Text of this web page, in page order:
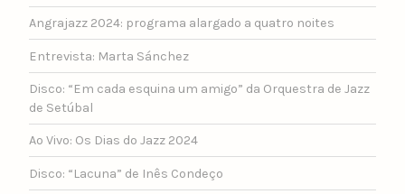
Angrajazz 2024: programa alargado a quatro noites
Entrevista: Marta Sánchez
Disco: “Em cada esquina um amigo” da Orquestra de Jazz
de Setúbal
Ao Vivo: Os Dias do Jazz 2024
Disco: “Lacuna” de Inês Condeço